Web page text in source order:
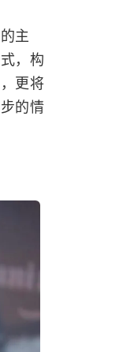
主
，构
更将
的情